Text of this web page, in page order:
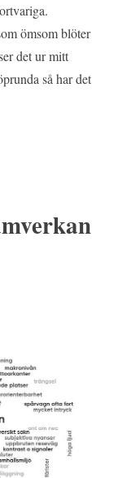
ömsom blöter
det ur mitt
så har det